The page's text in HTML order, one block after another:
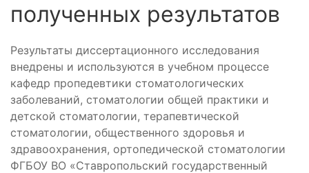
полученных результатов
Результаты диссертационного исследования
внедрены и используются в учебном процессе
кафедр пропедевтики стоматологических
заболеваний, стоматологии общей практики и
детской стоматологии, терапевтической
стоматологии, общественного здоровья и
здравоохранения, ортопедической стоматологии
ФГБОУ ВО «Ставропольский государственный